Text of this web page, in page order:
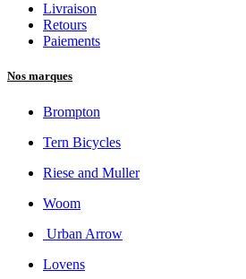
Livraison
Retours
Paiements
Nos marques
Brompton
Tern Bicycles
Riese and Muller
Woom
Urban Arrow
Lovens